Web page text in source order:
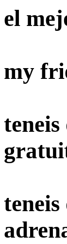
el
my